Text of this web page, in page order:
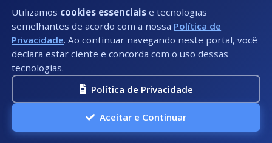
Consultas Públicas
Contratos
Cult, Turis, Esp e Lazer
Decretos
Diário Oficial
Utilizamos cookies essenciais e tecnologias
semelhantes de acordo com a nossa Política de
Privacidade. Ao continuar navegando neste portal, você
declara estar ciente e concorda com o uso dessas
tecnologias.
Política de Privacidade
Aceitar e Continuar